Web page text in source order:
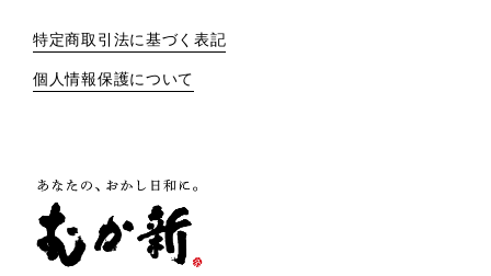
特定商取引法に基づく表記
個人情報保護について